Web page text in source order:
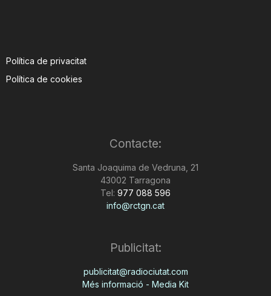
Política de privacitat
Política de cookies
Contacte:
Santa Joaquima de Vedruna, 21
43002 Tarragona
Tel: 977 088 596
info@rctgn.cat
Publicitat:
publicitat@radiociutat.com
Més informació - Media Kit